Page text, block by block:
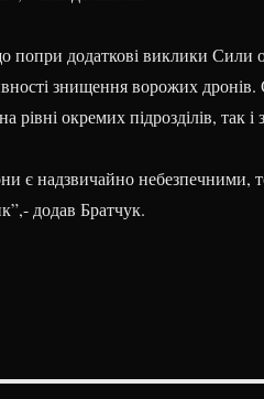
попри додаткові виклики Сили
знищення ворожих дронів.
окремих підрозділів, так і
є надзвичайно небезпечними,
додав Братчук.